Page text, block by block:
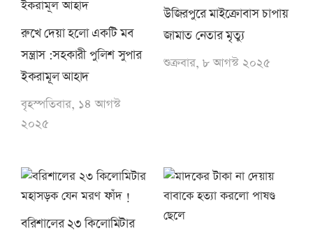
রুখে দেয়া হলো একটি মব
সন্ত্রাস :সহকারী পুলিশ সুপার
ইকরামূল আহাদ
বৃহস্পতিবার, ১৪ আগস্ট
২০২৫
উজিরপুরে মাইক্রোবাস চাপায়
জামাত নেতার মৃত্যু
শুক্রবার, ৮ আগস্ট ২০২৫
বরিশালের ২৩ কিলোমিটার